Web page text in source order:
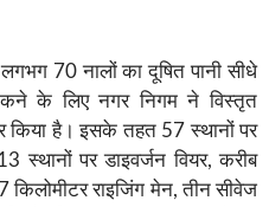
70 नालों का दूषित पानी सीधे
के लिए नगर निगम ने विस्तृत
किया है। इसके तहत 57 स्थानों पर
स्थानों पर डाइवर्जन वियर, करीब
किलोमीटर राइजिंग मेन, तीन सीवेज